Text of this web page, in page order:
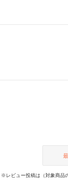
※レビュー投稿は（対象商品